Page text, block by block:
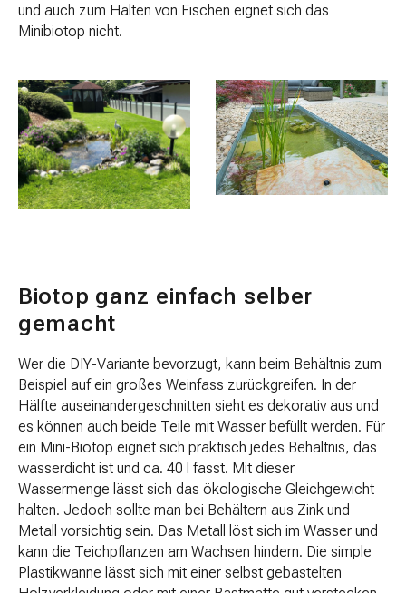
und auch zum Halten von Fischen eignet sich das
Minibiotop nicht.
Biotop ganz einfach selber
gemacht
Wer die DIY-Variante bevorzugt, kann beim Behältnis zum
Beispiel auf ein großes Weinfass zurückgreifen. In der
Hälfte auseinandergeschnitten sieht es dekorativ aus und
es können auch beide Teile mit Wasser befüllt werden. Für
ein Mini-Biotop eignet sich praktisch jedes Behältnis, das
wasserdicht ist und ca. 40 l fasst. Mit dieser
Wassermenge lässt sich das ökologische Gleichgewicht
halten. Jedoch sollte man bei Behältern aus Zink und
Metall vorsichtig sein. Das Metall löst sich im Wasser und
kann die Teichpflanzen am Wachsen hindern. Die simple
Plastikwanne lässt sich mit einer selbst gebastelten